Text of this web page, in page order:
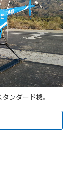
ンダード機。